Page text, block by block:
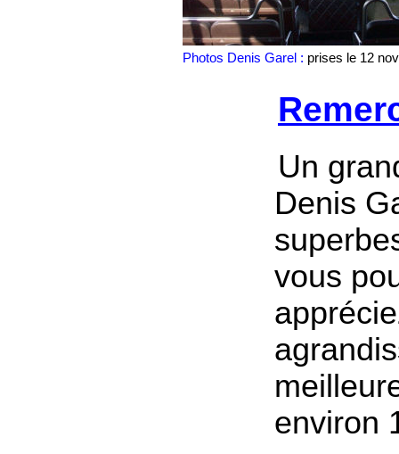
Photos Denis Garel : prises l e 12
Un
Denis
vous
environ